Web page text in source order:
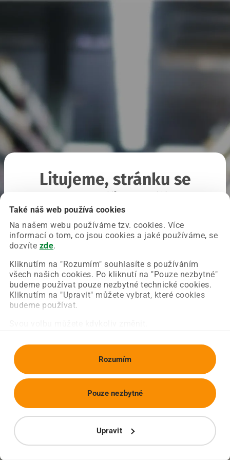
Také náš web používá cookies
Na našem webu používáme tzv. cookies. Více
informací o tom, co jsou cookies a jaké používáme, se
dozvíte zde.
Kliknutím na "Rozumím" souhlasíte s používáním
všech našich cookies. Po kliknutí na "Pouze nezbytné"
budeme používat pouze nezbytné technické cookies.
Kliknutím na "Upravit" můžete vybrat, které cookies
budeme používat.
Rozumím
Upravit
Pouze nezbytné
Litujeme, stránku se
Chyba nastala na naší straně a už ji opravujeme.
Zkuste prosím znovu načíst požadovanou stránku.
Obnovit stránku Úvodní strana